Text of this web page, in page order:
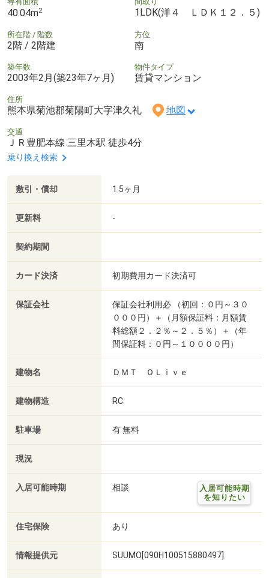
40.04m2 1LDK(洋４ ＬＤＫ１２．５)
所在階 / 階数
2階 / 2階建
方位
南
築年数
2003年2月(築23年7ヶ月)
物件タイプ
賃貸マンション
住所
熊本県菊池郡菊陽町大字津久礼 地図
交通
ＪＲ豊肥本線 三里木駅 徒歩4分
乗り換え検索
敷引・償却 1.5ヶ月
更新料 -
契約期間
カード決済 初期費用カード決済可
保証会社
保証会社利用必 （初回：０円～３０
０００円）＋（月額保証料：月額賃
料総額２．２％～２．５％）＋（年
間保証料：０円～１００００円）
建物名 ＤＭＴ ＯＬｉｖｅ
建物構造 RC
駐車場 有 無料
現況
入居可能時期 相談
入居可能時期
を知りたい
住宅保険 あり
情報提供元 SUUMO[090H100515880497]